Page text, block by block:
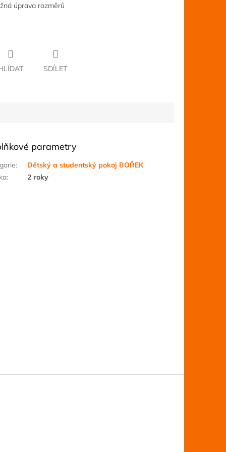
úprava rozměrů
SDÍLET
parametry
:
Dětský a studentský pokoj BOŘEK
: 2 roky